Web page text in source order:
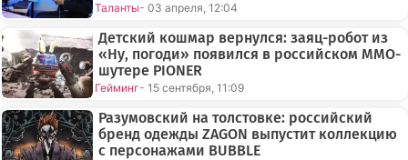
Таланты- 03 апреля, 12:04
Детский кошмар вернулся: заяц-робот из
«Ну, погоди» появился в российском MMO-
шутере PIONER
Гейминг- 15 сентября, 11:09
Разумовский на толстовке: российский
бренд одежды ZAGON выпустит коллекцию
с персонажами BUBBLE